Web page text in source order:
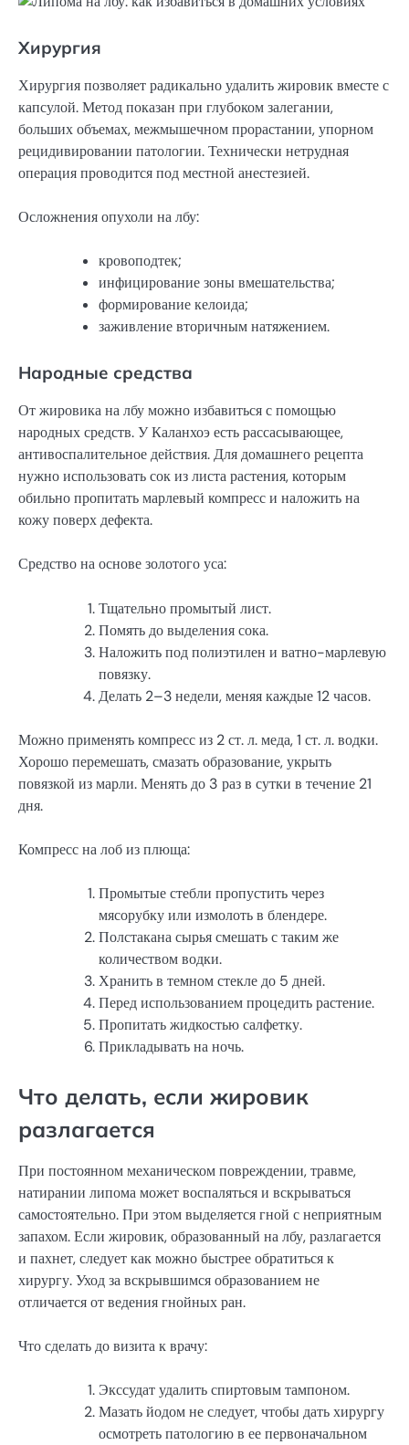
Хирургия
Хирургия позволяет радикально удалить жировик вместе с
капсулой. Метод показан при глубоком залегании,
больших объемах, межмышечном прорастании, упорном
рецидивировании патологии. Технически нетрудная
операция проводится под местной анестезией.
Осложнения опухоли на лбу:
кровоподтек;
инфицирование зоны вмешательства;
формирование келоида;
заживление вторичным натяжением.
Народные средства
От жировика на лбу можно избавиться с помощью
народных средств. У Каланхоэ есть рассасывающее,
антивоспалительное действия. Для домашнего рецепта
нужно использовать сок из листа растения, которым
обильно пропитать марлевый компресс и наложить на
кожу поверх дефекта.
Средство на основе золотого уса:
Тщательно промытый лист.
Помять до выделения сока.
Наложить под полиэтилен и ватно-марлевую
повязку.
Делать 2–3 недели, меняя каждые 12 часов.
Можно применять компресс из 2 ст. л. меда, 1 ст. л. водки.
Хорошо перемешать, смазать образование, укрыть
повязкой из марли. Менять до 3 раз в сутки в течение 21
дня.
Компресс на лоб из плюща:
Промытые стебли пропустить через
мясорубку или измолоть в блендере.
Полстакана сырья смешать с таким же
количеством водки.
Хранить в темном стекле до 5 дней.
Перед использованием процедить растение.
Пропитать жидкостью салфетку.
Прикладывать на ночь.
Что делать, если жировик
разлагается
При постоянном механическом повреждении, травме,
натирании липома может воспаляться и вскрываться
самостоятельно. При этом выделяется гной с неприятным
запахом. Если жировик, образованный на лбу, разлагается
и пахнет, следует как можно быстрее обратиться к
хирургу. Уход за вскрывшимся образованием не
отличается от ведения гнойных ран.
Что сделать до визита к врачу:
Экссудат удалить спиртовым тампоном.
Мазать йодом не следует, чтобы дать хирургу
осмотреть патологию в ее первоначальном